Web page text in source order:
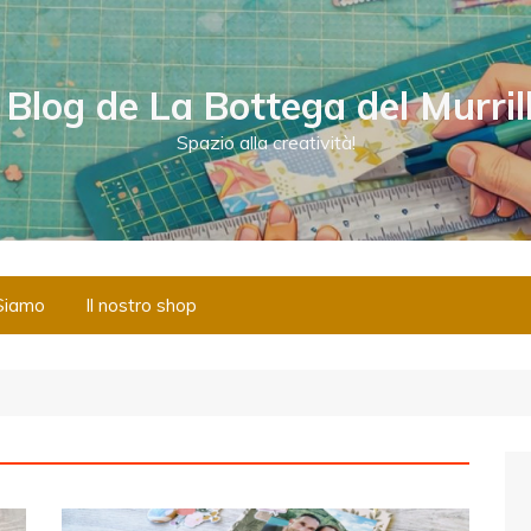
de La Bottega del
Spazio alla creatività!
Il nostro shop